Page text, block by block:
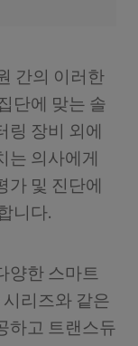
간의 이러한
단에 맞는 솔
장비 외에
는 의사에게
및 진단에
니다.
양한 스마트
시리즈와 같은
하고 트랜스듀